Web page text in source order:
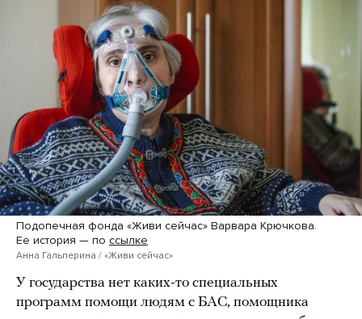
Подопечная фонда «Живи сейчас» Варвара Крючкова.
Ее история — по ссылке
Анна Гальперина / «Живи сейчас»
У государства нет каких-то специальных
программ помощи людям с БАС, помощника